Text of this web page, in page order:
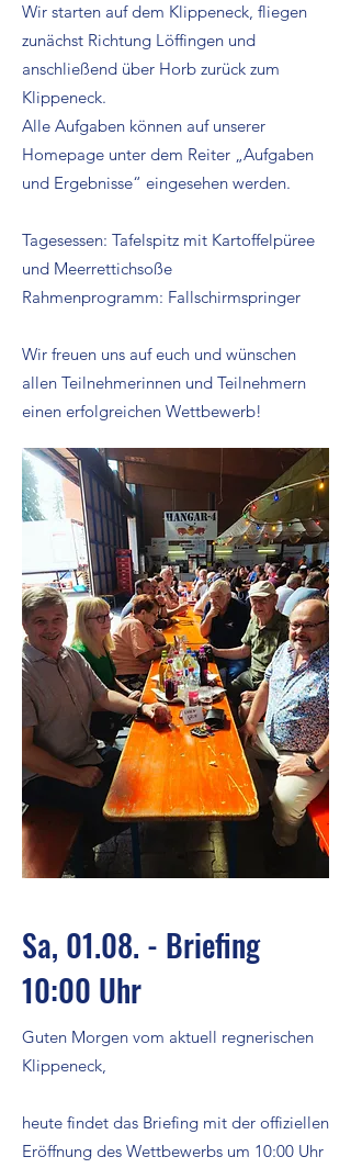
Wir starten auf dem Klippeneck, fliegen
zunächst Richtung Löffingen und
anschließend über Horb zurück zum
Klippeneck.
Alle Aufgaben können auf unserer
Homepage unter dem Reiter „Aufgaben
und Ergebnisse“ eingesehen werden.
Tagesessen: Tafelspitz mit Kartoffelpüree
und Meerrettichsoße
Rahmenprogramm: Fallschirmspringer
Wir freuen uns auf euch und wünschen
allen Teilnehmerinnen und Teilnehmern
einen erfolgreichen Wettbewerb!
Sa, 01.08. - Briefing
10:00 Uhr
Guten Morgen vom aktuell regnerischen
Klippeneck,
heute findet das Briefing mit der offiziellen
Eröffnung des Wettbewerbs um 10:00 Uhr